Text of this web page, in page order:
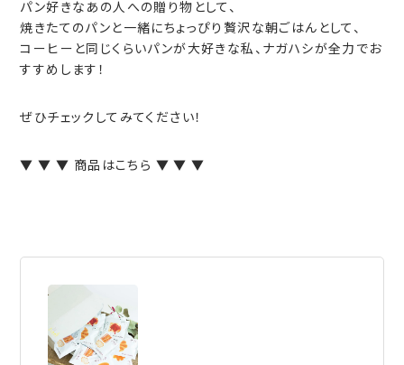
パン好きなあの人への贈り物として、
焼きたてのパンと一緒にちょっぴり贅沢な朝ごはんとして、
コーヒーと同じくらいパンが大好きな私、ナガハシが全力でお
すすめします！
ぜひチェックしてみてください！
▼ ▼ ▼ 商品はこちら ▼ ▼ ▼